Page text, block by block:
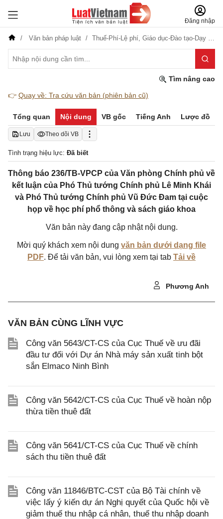
Đăng nhập
Văn bản pháp luật Thuế-Phí-Lệ phí, Giáo dục-Đào tạo-Dạy nghề
Tìm nâng cao
👉 Quay về: Tra cứu văn bản (phiên bản cũ)
Tổng quan Nội dung VB gốc Tiếng Anh Lược đồ
Lưu Theo dõi VB
Tình trạng hiệu lực: Đã biết
Thông báo 236/TB-VPCP của Văn phòng Chính phủ về
kết luận của Phó Thủ tướng Chính phủ Lê Minh Khái
và Phó Thủ tướng Chính phủ Vũ Đức Đam tại cuộc
họp về học phí phổ thông và sách giáo khoa
Văn bản này đang cập nhật nội dung.
Mời quý khách xem nội dung văn bản dưới dạng file
PDF. Để tải văn bản, vui lòng xem tại tab Tải về
Phương Anh
VĂN BẢN CÙNG LĨNH VỰC
Công văn 5643/CT-CS của Cục Thuế về ưu đãi
đầu tư đối với Dự án Nhà máy sản xuất tinh bột
sắn Elmaco Ninh Bình
Công văn 5642/CT-CS của Cục Thuế về hoàn nộp
thừa tiền thuê đất
Công văn 5641/CT-CS của Cục Thuế về chính
sách thu tiền thuê đất
Công văn 11846/BTC-CST của Bộ Tài chính về
việc lấy ý kiến dự án Nghị quyết của Quốc hội về
giảm thuế thu nhập cá nhân, thuế thu nhập doanh